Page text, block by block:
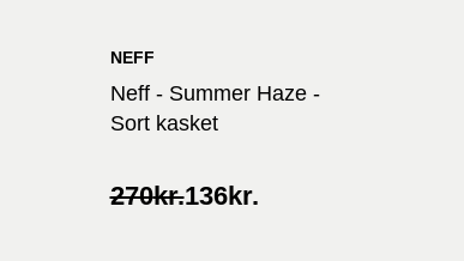
NEFF
Neff - Summer Haze -
Sort kasket
270kr.
Original136kr.
Current